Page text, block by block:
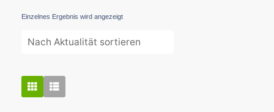
Einzelnes Ergebnis wird angezeigt